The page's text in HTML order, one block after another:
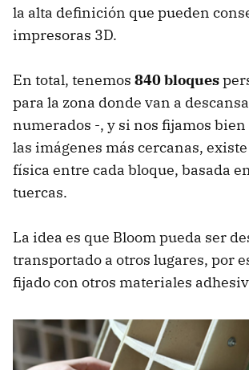
la alta definición que pueden
impresoras 3D.
En total, tenemos 840 bloques
para la zona donde van a
numerados -, y si nos fijamos bien
las imágenes más cercanas,
física entre cada bloque, basada
tuercas.
La idea es que Bloom pueda ser
transportado a otros lugares, por
fijado con otros materiales